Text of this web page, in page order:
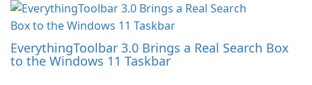
EverythingToolbar 3.0 Brings a Real Search Box
to the Windows 11 Taskbar